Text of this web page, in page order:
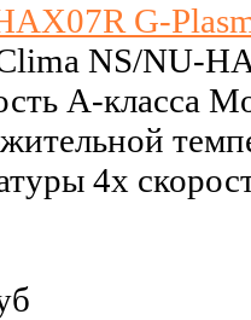
G-
NS/NU-
А-класса
4х